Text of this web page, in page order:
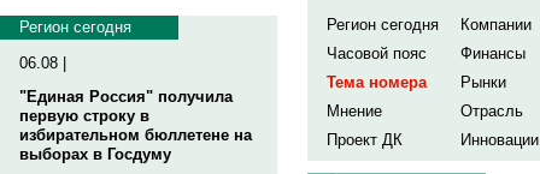
Регион сегодня
06.08 |
"Единая Россия" получила
первую строку в
избирательном бюллетене на
выборах в Госдуму
Регион сегодня
Компании
Часовой пояс
Финансы
Тема номера
Рынки
Мнение
Отрасль
Проект ДК
Инновации